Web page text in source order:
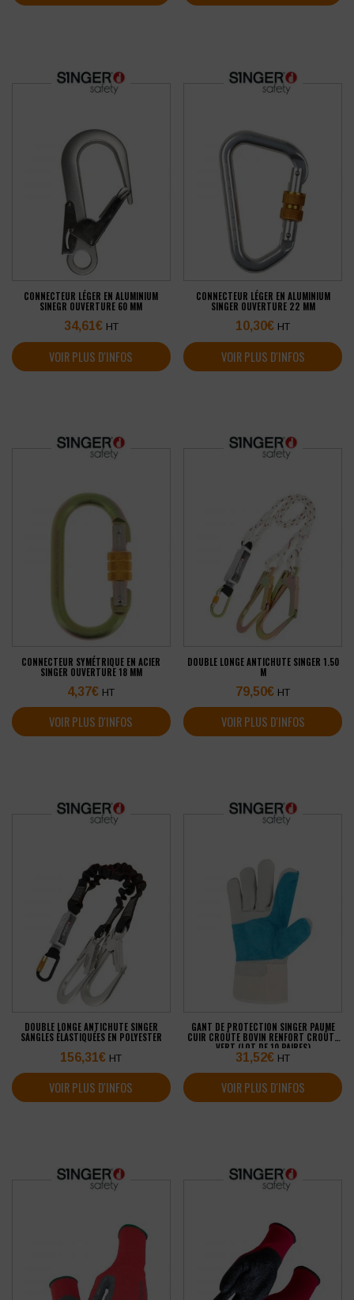
CONNECTEUR LÉGER EN ALUMINIUM
SINEGR OUVERTURE 60 MM
34,61€ HT
VOIR PLUS D'INFOS
CONNECTEUR LÉGER EN ALUMINIUM
SINGER OUVERTURE 22 MM
10,30€ HT
VOIR PLUS D'INFOS
CONNECTEUR SYMÉTRIQUE EN ACIER
SINGER OUVERTURE 18 MM
4,37€ HT
VOIR PLUS D'INFOS
DOUBLE LONGE ANTICHUTE SINGER 1.50
M
79,50€ HT
VOIR PLUS D'INFOS
DOUBLE LONGE ANTICHUTE SINGER
SANGLES ÉLASTIQUÉES EN POLYESTER
156,31€ HT
VOIR PLUS D'INFOS
GANT DE PROTECTION SINGER PAUME
CUIR CROÛTE BOVIN RENFORT CROÛTE
VERT (LOT DE 10 PAIRES)
31,52€ HT
VOIR PLUS D'INFOS